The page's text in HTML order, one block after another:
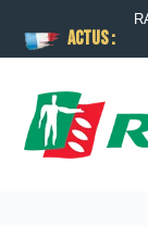
ACTUS :